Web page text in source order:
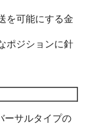
を可能にする金
ポジションに針
ーサルタイプの